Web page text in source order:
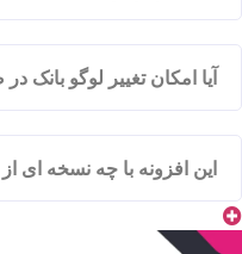
آیا امکان تغییر لوگو
این افزونه با چه نسخه ای از php سازگار می‌باشد ؟